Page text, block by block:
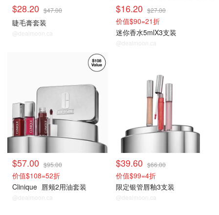
$28.20 $47.00
睫毛膏套装
@dealmoon.ca
$16.20 $27.00
价值$90=21折
迷你香水5mlX3支装
@dealmoon.ca
$57.00 $95.00
价值$108=52折
Clinique 唇颊2用油套装
@dealmoon.ca
$39.60 $66.00
价值$99=4折
限定银管唇釉3支装
@dealmoon.ca